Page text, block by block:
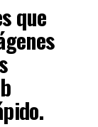
que
.